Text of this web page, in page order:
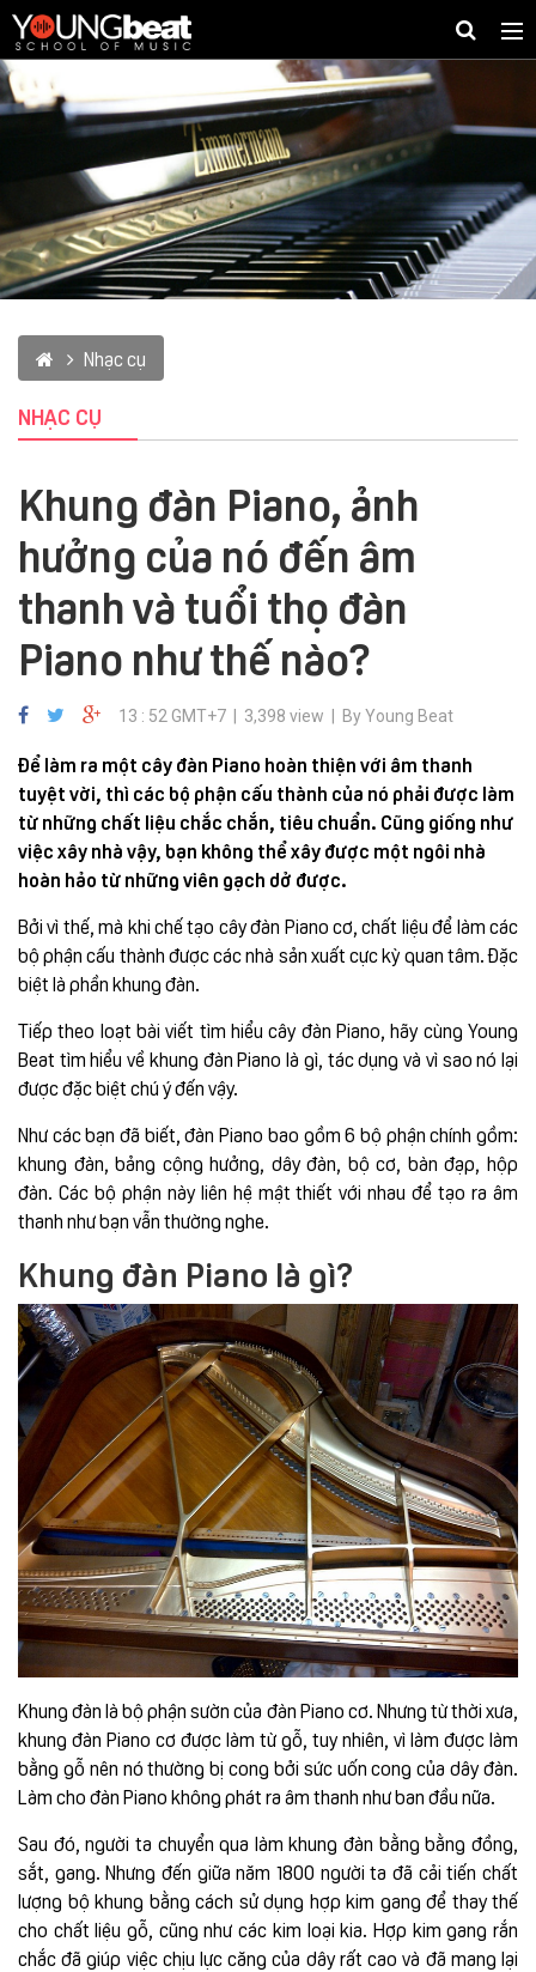
Nhạc cụ
NHẠC CỤ
Khung đàn Piano, ảnh
hưởng của nó đến âm
thanh và tuổi thọ đàn
Piano như thế nào?
13 : 52 GMT+7 | 3,398 view | By Young Beat
Để làm ra một cây đàn Piano hoàn thiện với âm thanh
tuyệt vời, thì các bộ phận cấu thành của nó phải được làm
từ những chất liệu chắc chắn, tiêu chuẩn. Cũng giống như
việc xây nhà vậy, bạn không thể xây được một ngôi nhà
hoàn hảo từ những viên gạch dở được.
Bởi vì thế, mà khi chế tạo cây đàn Piano cơ, chất liệu để làm các
bộ phận cấu thành được các nhà sản xuất cực kỳ quan tâm. Đặc
biệt là phần khung đàn.
Tiếp theo loạt bài viết tìm hiểu cây đàn Piano, hãy cùng Young
Beat tìm hiểu về khung đàn Piano là gì, tác dụng và vì sao nó lại
được đặc biệt chú ý đến vậy.
Như các bạn đã biết, đàn Piano bao gồm 6 bộ phận chính gồm:
khung đàn, bảng cộng hưởng, dây đàn, bộ cơ, bàn đạp, hộp
đàn. Các bộ phận này liên hệ mật thiết với nhau để tạo ra âm
thanh như bạn vẫn thường nghe.
Khung đàn Piano là gì?
Khung đàn là bộ phận sườn của đàn Piano cơ. Nhưng từ thời xưa,
khung đàn Piano cơ được làm từ gỗ, tuy nhiên, vì làm được làm
bằng gỗ nên nó thường bị cong bởi sức uốn cong của dây đàn.
Làm cho đàn Piano không phát ra âm thanh như ban đầu nữa.
Sau đó, người ta chuyển qua làm khung đàn bằng bằng đồng,
sắt, gang. Nhưng đến giữa năm 1800 người ta đã cải tiến chất
lượng bộ khung bằng cách sử dụng hợp kim gang để thay thế
cho chất liệu gỗ, cũng như các kim loại kia. Hợp kim gang rắn
chắc đã giúp việc chịu lực căng của dây rất cao và đã mang lại